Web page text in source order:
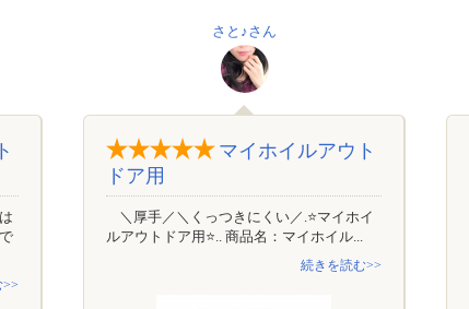
>>
さと♪さん
マイホイルアウト
ドア用
＼厚手／＼くっつきにくい／.⭐️マイホイ
ルアウトドア用⭐️.. 商品名：マイホイル...
続きを読む>>